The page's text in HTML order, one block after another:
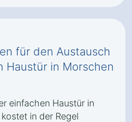
für den Austausch
Haustür in Morschen
einfachen Haustür in
in der Regel